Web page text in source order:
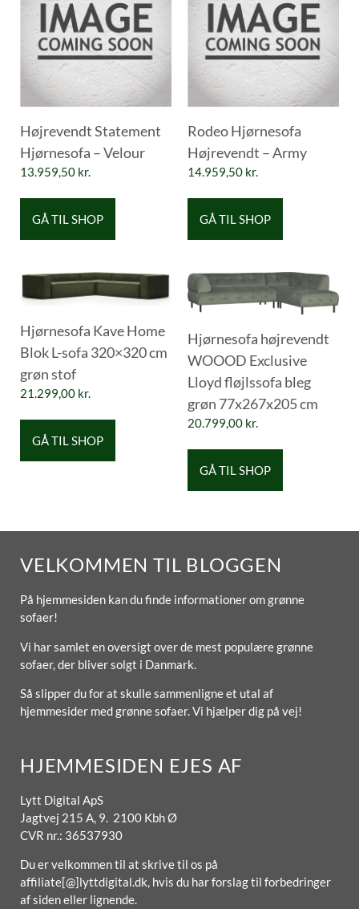
Højrevendt Statement
Hjørnesofa – Velour
13.959,50 kr.
GÅ TIL SHOP
Rodeo Hjørnesofa
Højrevendt – Army
14.959,50 kr.
GÅ TIL SHOP
Hjørnesofa Kave Home
Blok L-sofa 320×320 cm
grøn stof
21.299,00 kr.
GÅ TIL SHOP
Hjørnesofa højrevendt
WOOOD Exclusive
Lloyd fløjlssofa bleg
grøn 77x267x205 cm
20.799,00 kr.
GÅ TIL SHOP
VELKOMMEN TIL BLOGGEN
På hjemmesiden kan du finde informationer om grønne
sofaer!
Vi har samlet en oversigt over de mest populære grønne
sofaer, der bliver solgt i Danmark.
Så slipper du for at skulle sammenligne et utal af
hjemmesider med grønne sofaer. Vi hjælper dig på vej!
HJEMMESIDEN EJES AF
Lytt Digital ApS
Jagtvej 215 A, 9. 2100 Kbh Ø
CVR nr.: 36537930
Du er velkommen til at skrive til os på
affiliate[@]lyttdigital.dk, hvis du har forslag til forbedringer
af siden eller lignende.